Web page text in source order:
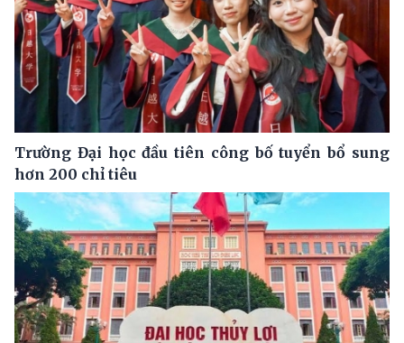
Trường Đại học đầu tiên công bố tuyển bổ sung
hơn 200 chỉ tiêu